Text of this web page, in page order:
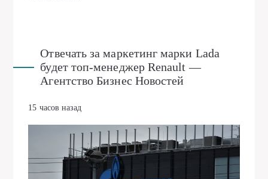
Отвечать за маркетинг марки Lada
будет топ-менеджер Renault —
Агентство Бизнес Новостей
15 часов назад